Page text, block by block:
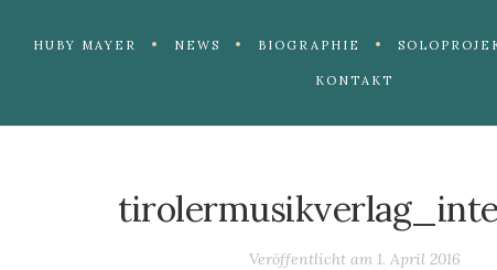
HUBY MAYER NEWS BIOGRAPHIE
KONTAKT
Veröffentlicht am 1. April 2016